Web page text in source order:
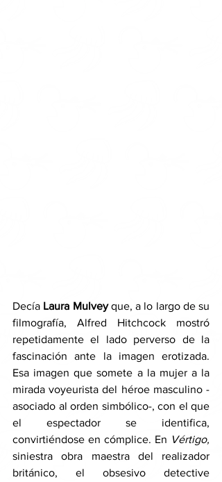
Decía Laura Mulvey que, a lo largo de su
filmografía, Alfred Hitchcock mostró
repetidamente el lado perverso de la
fascinación ante la imagen erotizada.
Esa imagen que somete a la mujer a la
mirada voyeurista del héroe masculino -
asociado al orden simbólico-, con el que
el espectador se identifica,
convirtiéndose en cómplice. En
siniestra obra maestra del realizador
británico,
el obsesivo detective